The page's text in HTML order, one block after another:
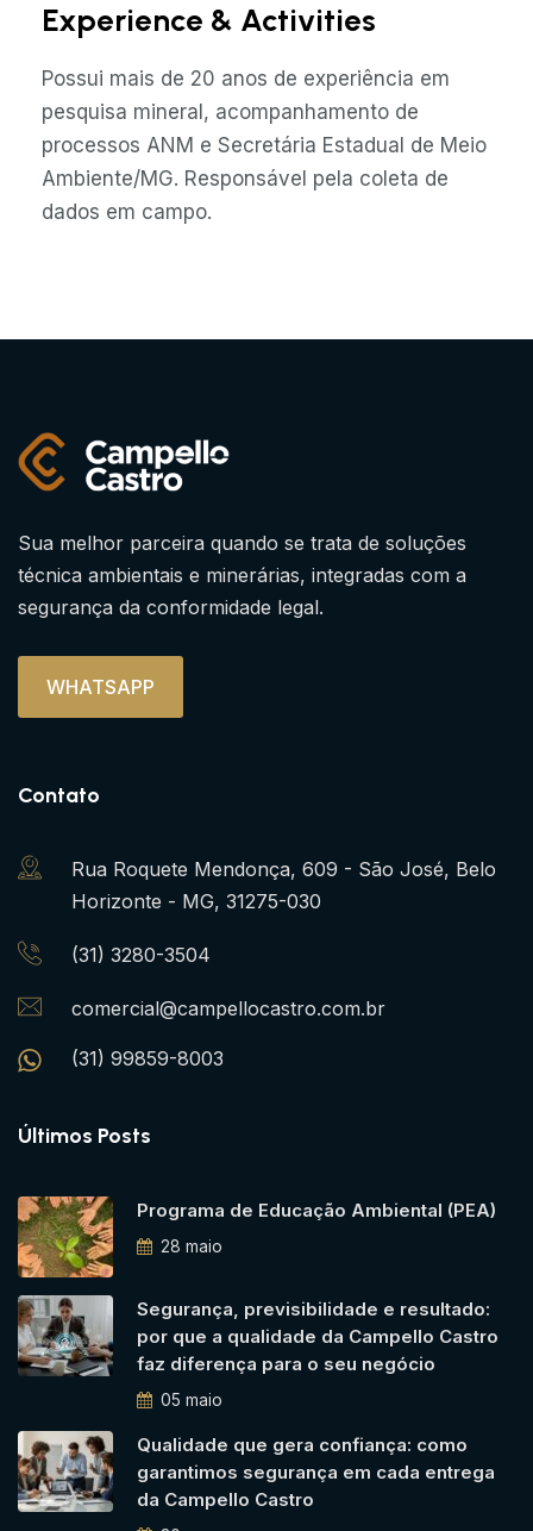
Experience & Activities
Possui mais de 20 anos de experiência em
pesquisa mineral, acompanhamento de
processos ANM e Secretária Estadual de Meio
Ambiente/MG. Responsável pela coleta de
dados em campo.
Sua melhor parceira quando se trata de soluções
técnica ambientais e minerárias, integradas com a
segurança da conformidade legal.
WHATSAPP
Contato
Rua Roquete Mendonça, 609 - São José, Belo
Horizonte - MG, 31275-030
(31) 3280-3504
comercial@campellocastro.com.br
(31) 99859-8003
Últimos Posts
Programa de Educação Ambiental (PEA)
28 maio
Segurança, previsibilidade e resultado:
por que a qualidade da Campello Castro
faz diferença para o seu negócio
05 maio
Qualidade que gera confiança: como
garantimos segurança em cada entrega
da Campello Castro